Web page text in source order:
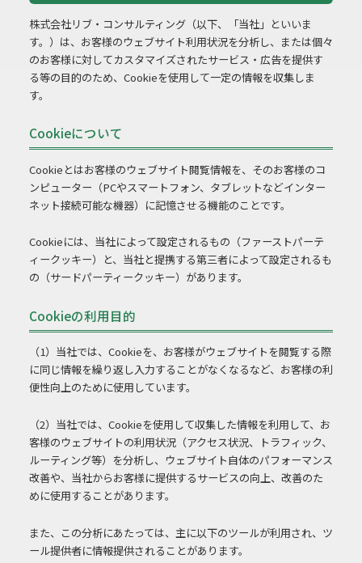
株式会社リブ・コンサルティング（以下、「当社」といいま
す。）は、お客様のウェブサイト利用状況を分析し、または個々
のお客様に対してカスタマイズされたサービス・広告を提供す
る等の目的のため、Cookieを使用して一定の情報を収集しま
す。
Cookieについて
Cookieとはお客様のウェブサイト閲覧情報を、そのお客様のコ
ンピューター（PCやスマートフォン、タブレットなどインター
ネット接続可能な機器）に記憶させる機能のことです。
Cookieには、当社によって設定されるもの（ファーストパーテ
ィークッキー）と、当社と提携する第三者によって設定されるも
の（サードパーティークッキー）があります。
Cookieの利用目的
（1）当社では、Cookieを、お客様がウェブサイトを閲覧する際
に同じ情報を繰り返し入力することがなくなるなど、お客様の利
便性向上のために使用しています。
（2）当社では、Cookieを使用して収集した情報を利用して、お
客様のウェブサイトの利用状況（アクセス状況、トラフィック、
ルーティング等）を分析し、ウェブサイト自体のパフォーマンス
改善や、当社からお客様に提供するサービスの向上、改善のた
めに使用することがあります。
また、この分析にあたっては、主に以下のツールが利用され、ツ
ール提供者に情報提供されることがあります。